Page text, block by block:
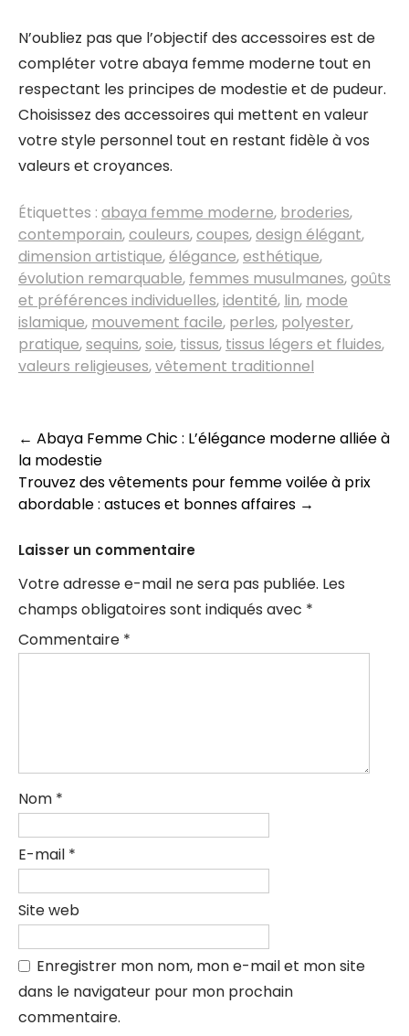
N’oubliez pas que l’objectif des accessoires est de
compléter votre abaya femme moderne tout en
respectant les principes de modestie et de pudeur.
Choisissez des accessoires qui mettent en valeur
votre style personnel tout en restant fidèle à vos
valeurs et croyances.
Étiquettes : abaya femme moderne, broderies,
contemporain,couleurs,coupes,design élégant,
dimension artistique,élégance,esthétique,
évolution remarquable, femmes musulmanes,goûts
et préférences individuelles,identité, lin, mode
islamique, mouvement facile, perles, polyester,
pratique,sequins,soie, tissus, tissus légers et fluides,
valeurs religieuses,vêtement traditionnel
Navigation
des
articles
← Abaya Femme Chic : L’élégance moderne alliée à
la modestie
Trouvez des vêtements pour femme voilée à prix
abordable : astuces et bonnes affaires →
Laisser un commentaire
Votre adresse e-mail ne sera pas publiée. Les
champs obligatoires sont indiqués avec *
Commentaire *
Nom *
E-mail *
Site web
Enregistrer mon nom, mon e-mail et mon site
dans le navigateur pour mon prochain
commentaire.